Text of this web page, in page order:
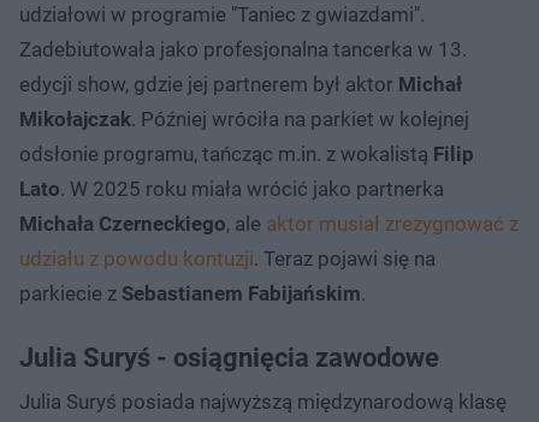
udziałowi w programie "Taniec z gwiazdami".
Zadebiutowała jako profesjonalna tancerka w 13.
edycji show, gdzie jej partnerem był aktor Michał
Mikołajczak. Później wróciła na parkiet w kolejnej
odsłonie programu, tańcząc m.in. z wokalistą Filip
Lato. W 2025 roku miała wrócić jako partnerka
Michała Czerneckiego, ale aktor musiał zrezygnować z
udziału z powodu kontuzji. Teraz pojawi się na
parkiecie z Sebastianem Fabijańskim.
Julia Suryś - osiągnięcia zawodowe
Julia Suryś posiada najwyższą międzynarodową klasę